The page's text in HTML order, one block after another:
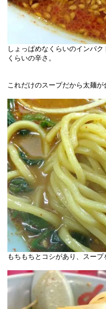
しょっぱめなくらいのインパ
くらいの辛さ。
これだけのスープだから太麺が
もちもちとコシがあり、スープ